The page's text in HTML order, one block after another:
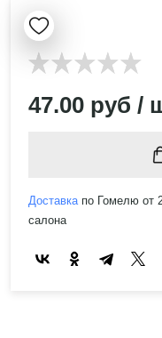
47.00 руб /
Доставкапо Гомелю от
салона